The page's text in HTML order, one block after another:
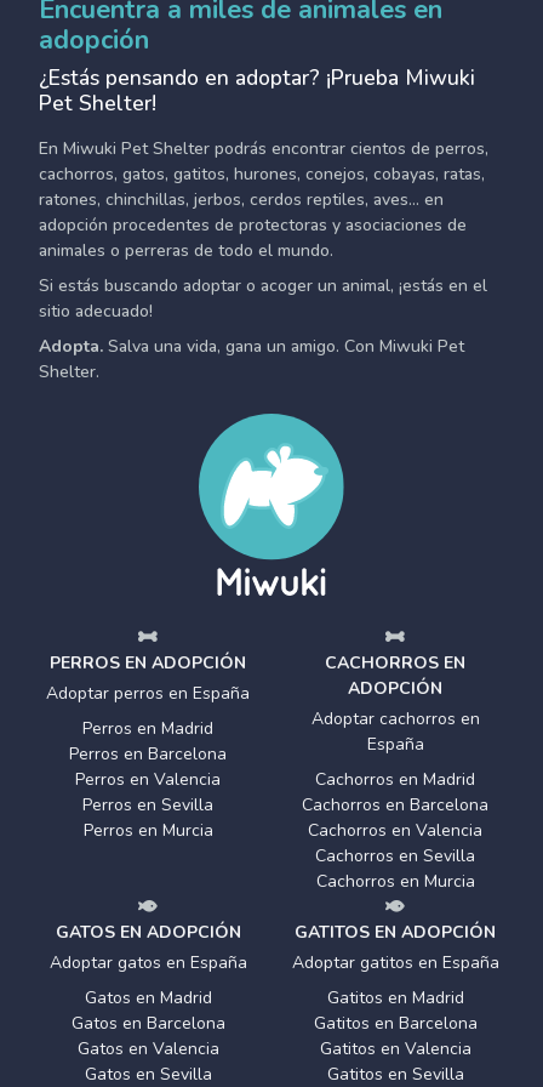
Encuentra a miles de animales en
adopción
¿Estás pensando en adoptar? ¡Prueba Miwuki
Pet Shelter!
En Miwuki Pet Shelter podrás encontrar cientos de perros,
cachorros, gatos, gatitos, hurones, conejos, cobayas, ratas,
ratones, chinchillas, jerbos, cerdos reptiles, aves... en
adopción procedentes de protectoras y asociaciones de
animales o perreras de todo el mundo.
Si estás buscando adoptar o acoger un animal, ¡estás en el
sitio adecuado!
Adopta. Salva una vida, gana un amigo. Con Miwuki Pet
Shelter.
PERROS EN ADOPCIÓN
Adoptar perros en España
Perros en Madrid
Perros en Barcelona
Perros en Valencia
Perros en Sevilla
Perros en Murcia
CACHORROS EN
ADOPCIÓN
Adoptar cachorros en
España
Cachorros en Madrid
Cachorros en Barcelona
Cachorros en Valencia
Cachorros en Sevilla
Cachorros en Murcia
GATOS EN ADOPCIÓN
Adoptar gatos en España
Gatos en Madrid
Gatos en Barcelona
Gatos en Valencia
Gatos en Sevilla
GATITOS EN ADOPCIÓN
Adoptar gatitos en España
Gatitos en Madrid
Gatitos en Barcelona
Gatitos en Valencia
Gatitos en Sevilla